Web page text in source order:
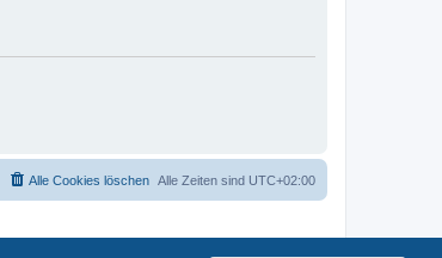
Alle Zeiten sind UTC+02:00
Alle Cookies löschen